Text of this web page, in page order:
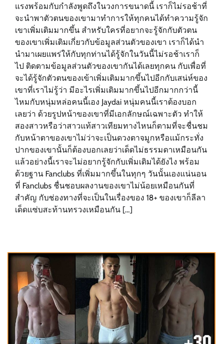
แรงพร้อมกับกำลังพูดถึงในวงการขนาดนี้ เราก็ไม่รอช้าที่
จะนำพาตัวตนของเขามาทำการให้ทุกคนได้ทำความรู้จัก
เขาเพิ่มเติมมากขึ้น สำหรับใครที่อยากจะรู้จักกับตัวตน
ของเขาเพิ่มเติมเกี่ยวกับข้อมูลส่วนตัวของเขา เราก็ได้นำ
นำมาเผยแพร่ให้กับทุกท่านได้รู้จักในวันนี้ไม่รอช้าเราก็
ไป ติดตามข้อมูลส่วนตัวของเขากันได้เลยทุกคน กับเพื่อที่
จะได้รู้จักตัวตนของเข้าเพิ่มเติมมากขึ้นไปอีกกับเสน่ห์ของ
เขาที่เราไม่รู้ว่า มีอะไรเพิ่มเติมมากขึ้นไปอีกมากกว่านี้
ไหมกับหนุ่มหล่อคนนี้เอง Jaydai หนุ่มคนนี้เราต้องบอก
เลยว่า ด้วยรูปหน้าของเขาที่มีเอกลักษณ์เฉพาะตัว ทำให้
สองสาวหรือว่าสาวแท้สาวเทียมทางไหนก็ตามที่จะชื่นชม
กับหน้าตาของเขาไม่ว่าจะเป็นดวงตาจมูกหรือแม้กระทั่ง
ปากของเขานั้นก็ต้องบอกเลยว่าเด็ดไม่ธรรมดาเหมือนกัน
แล้วอย่างนี้เราจะไม่อยากรู้จักกับเพิ่มเติมได้ยังไง พร้อม
ด้วยฐาน Fanclubs ที่เพิ่มมากขึ้นในทุกๆ วันนั้นเองแน่นอน
ที่ Fanclubs ชื่นชอบผลงานของเขาไม่น้อยเหมือนกันที่
สำคัญ กับช่องทางที่จะเป็นในเรื่องของ 18+ ของเขาก็ลีลา
เด็ดแซ่บสะท้านทรวงเหมือนกัน […]